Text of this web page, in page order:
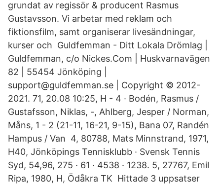
grundat av regissör & producent Rasmus
Gustavsson. Vi arbetar med reklam och
fiktionsfilm, samt organiserar livesändningar,
kurser och Guldfemman - Ditt Lokala Drömlag |
Guldfemman, c/o Nickes.Com | Huskvarnavägen
82 | 55454 Jönköping |
support@guldfemman.se | Copyright © 2012-
2021. 71, 20.08 10:25, H - 4 · Bodén, Rasmus /
Gustafsson, Niklas, -, Ahlberg, Jesper / Norman,
Måns, 1 - 2 (21-11, 16-21, 9-15), Bana 07, Randén
Hampus / Van 4, 80788, Mats Minnstrand, 1971,
H40, Jönköpings Tennisklubb · Svensk Tennis
Syd, 54,96, 275 · 61 · 4538 · 1238. 5, 27767, Emil
Ripa, 1980, H, Ödåkra TK Hittade 3 uppsatser